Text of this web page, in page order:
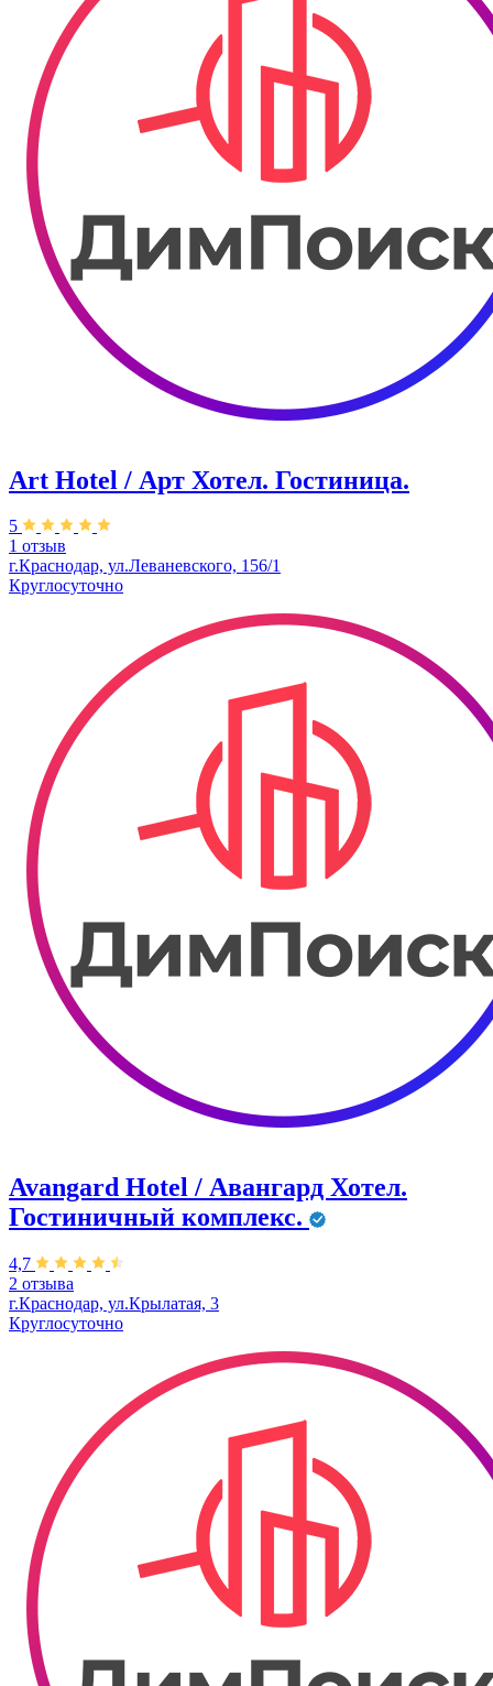
Art Hotel / Арт Хотел. Гостиница.
5
1 отзыв
г.Краснодар, ул.Леваневского, 156/1
Круглосуточно
Avangard Hotel / Авангард Хотел.
Гостиничный комплекс.
4,7
2 отзыва
г.Краснодар, ул.Крылатая, 3
Круглосуточно